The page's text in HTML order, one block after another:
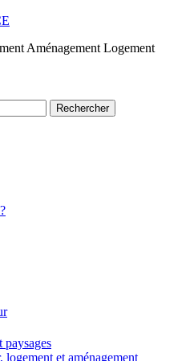
Aménagement Logement
Rechercher
paysages
logement et aménagement